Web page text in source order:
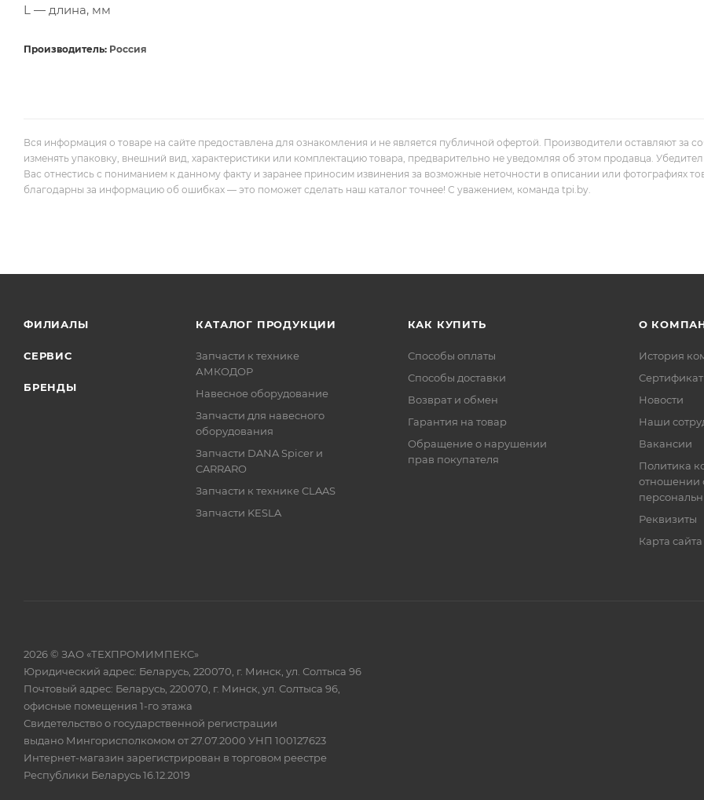
L — длина, мм
Производитель: Россия
Вся информация о товаре на сайте предоставлена для ознакомления и не является публичной офертой. Производители оставляют за
изменять упаковку, внешний вид, характеристики или комплектацию товара, предварительно не уведомляя об этом продавца.
Вас отнестись с пониманием к данному факту и заранее приносим извинения за возможные неточности в описании или фотографиях
благодарны за информацию об ошибках — это поможет сделать наш каталог точнее! С уважением, команда tpi.by.
ФИЛИАЛЫ
СЕРВИС
БРЕНДЫ
КАТАЛОГ ПРОДУКЦИИ
Запчасти к технике
АМКОДОР
Навесное оборудование
Запчасти для навесного
оборудования
Запчасти DANA Spicer и
CARRARO
Запчасти к технике CLAAS
Запчасти KESLA
КАК КУПИТЬ
Способы оплаты
Способы доставки
Возврат и обмен
Гарантия на товар
Обращение о нарушении
прав покупателя
О
История
Новости
Наши
Вакансии
Политика
отношении
Реквизиты
Карта сайта
2026 © ЗАО «ТЕХПРОМИМПЕКС»
Юридический адрес: Беларусь, 220070, г. Минск, ул. Солтыса 96
Почтовый адрес: Беларусь, 220070, г. Минск, ул. Солтыса 96,
офисные помещения 1-го этажа
Свидетельство о государственной регистрации
выдано Мингорисполкомом от 27.07.2000 УНП 100127623
Интернет-магазин зарегистрирован в торговом реестре
Республики Беларусь 16.12.2019